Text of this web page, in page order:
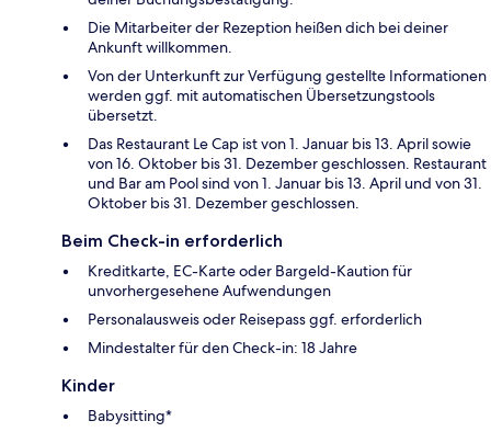
Die Mitarbeiter der Rezeption heißen dich bei deiner
Ankunft willkommen.
Von der Unterkunft zur Verfügung gestellte Informationen
werden ggf. mit automatischen Übersetzungstools
übersetzt.
Das Restaurant Le Cap ist von 1. Januar bis 13. April sowie
von 16. Oktober bis 31. Dezember geschlossen. Restaurant
und Bar am Pool sind von 1. Januar bis 13. April und von 31.
Oktober bis 31. Dezember geschlossen.
Beim Check-in erforderlich
Kreditkarte, EC-Karte oder Bargeld-Kaution für
unvorhergesehene Aufwendungen
Personalausweis oder Reisepass ggf. erforderlich
Mindestalter für den Check-in: 18 Jahre
Kinder
Babysitting*